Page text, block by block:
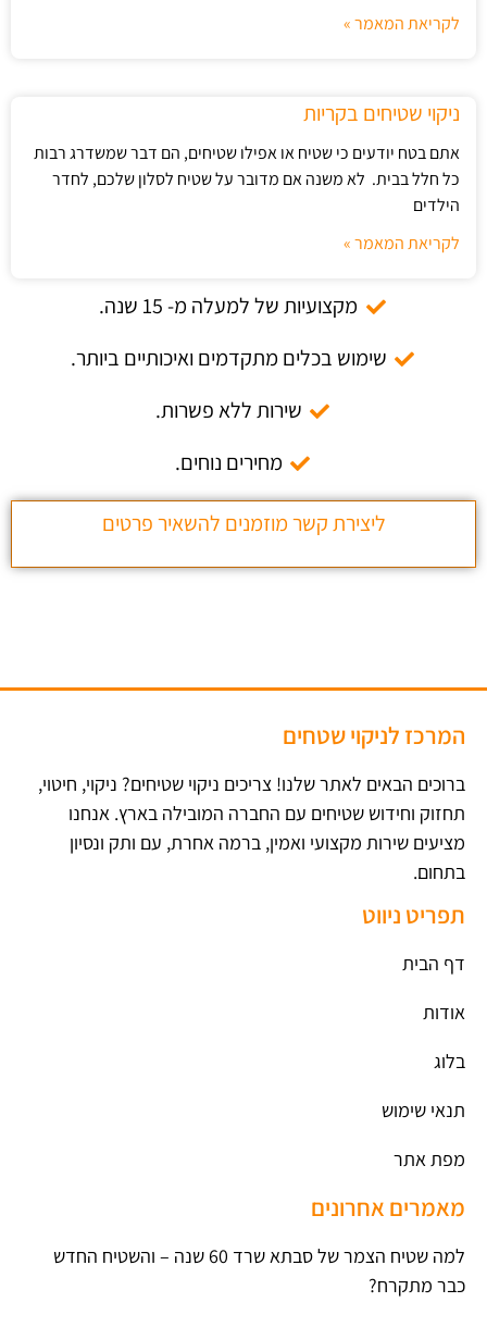
לקריאת המאמר »
ניקוי שטיחים בקריות
אתם בטח יודעים כי שטיח או אפילו שטיחים, הם דבר שמשדרג רבות
כל חלל בבית. לא משנה אם מדובר על שטיח לסלון שלכם, לחדר
הילדים
לקריאת המאמר »
מקצועיות של למעלה מ- 15 שנה.
שימוש בכלים מתקדמים ואיכותיים ביותר.
שירות ללא פשרות.
מחירים נוחים.
ליצירת קשר מוזמנים להשאיר פרטים
המרכז לניקוי שטחים
ברוכים הבאים לאתר שלנו! צריכים ניקוי שטיחים? ניקוי, חיטוי,
תחזוק וחידוש שטיחים עם החברה המובילה בארץ​. אנחנו
מציעים שירות מקצועי ואמין, ברמה אחרת, עם ותק ונסיון
בתחום.
תפריט ניווט
דף הבית
אודות
בלוג
תנאי שימוש
מפת אתר
מאמרים אחרונים
למה שטיח הצמר של סבתא שרד 60 שנה – והשטיח החדש
כבר מתקרח?